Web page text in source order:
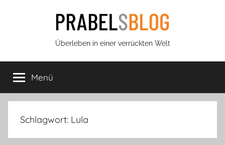
Prabels
Blog
Überleben in einer verrückten Welt
Menü
Schlagwort: Lula